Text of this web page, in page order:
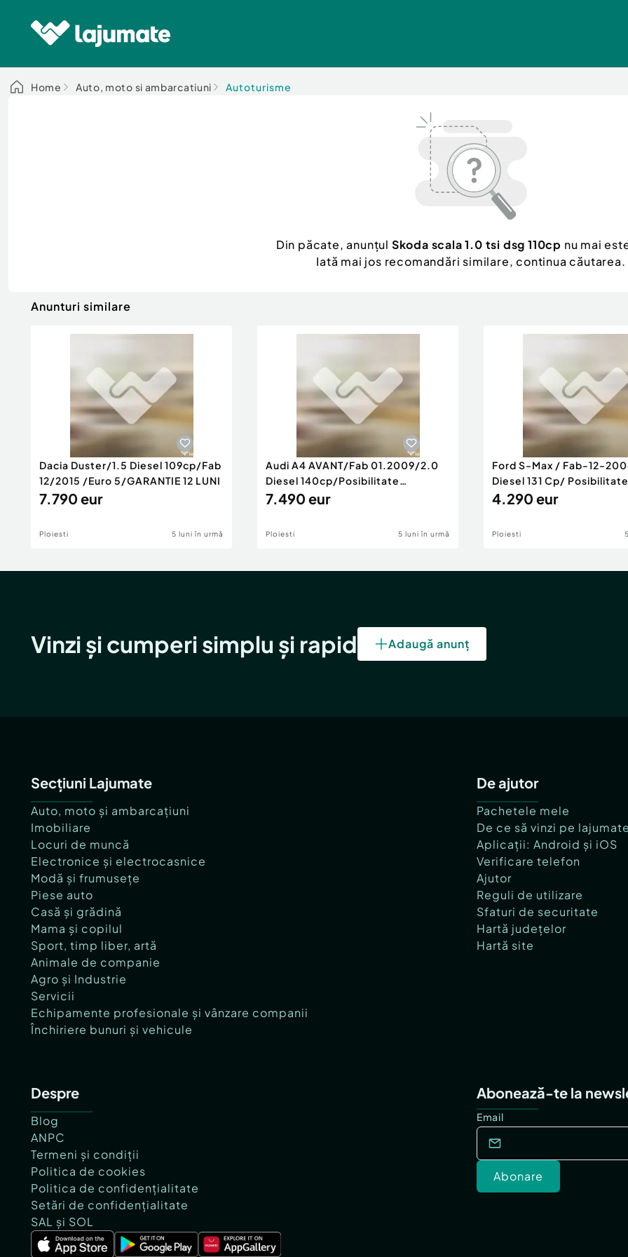
Home Auto, moto si ambarcatiuni Autoturisme
Din păcate, anunțul Skoda scala 1.0 tsi dsg 110cp nu mai
Iată mai jos recomandări similare, continua căutarea.
Anunturi similare
Dacia Duster/1.5 Diesel 109cp/Fab
12/2015 /Euro 5/GARANTIE 12 LUNI
7.790 eur
Ploiesti 5 luni în urmă
Audi A4 AVANT/Fab 01.2009/2.0
Diesel 140cp/Posibilitate
Rate/GARANTIE
7.490 eur
Ploiesti 5 luni în urmă
Ford S-Max / Fab-12-
Diesel 131 Cp/
4.290 eur
Ploiesti
Vinzi și cumperi simplu și rapid Adaugă anunț
Secțiuni Lajumate
Auto, moto și ambarcațiuni
Imobiliare
Locuri de muncă
Electronice și electrocasnice
Modă și frumusețe
Piese auto
Casă și grădină
Mama și copilul
Sport, timp liber, artă
Animale de companie
Agro și Industrie
Servicii
Echipamente profesionale și vânzare companii
Închiriere bunuri și vehicule
De ajutor
Pachetele mele
De ce să vinzi pe
Aplicații: Android și iOS
Verificare telefon
Ajutor
Reguli de utilizare
Sfaturi de securitate
Hartă județelor
Hartă site
Despre
Blog
ANPC
Termeni și condiții
Politica de cookies
Politica de confidențialitate
Setări de confidențialitate
SAL și SOL
Abonează-te la
Email
Abonare